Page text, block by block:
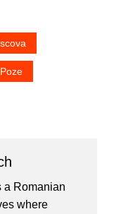
Poze
a Romanian
where